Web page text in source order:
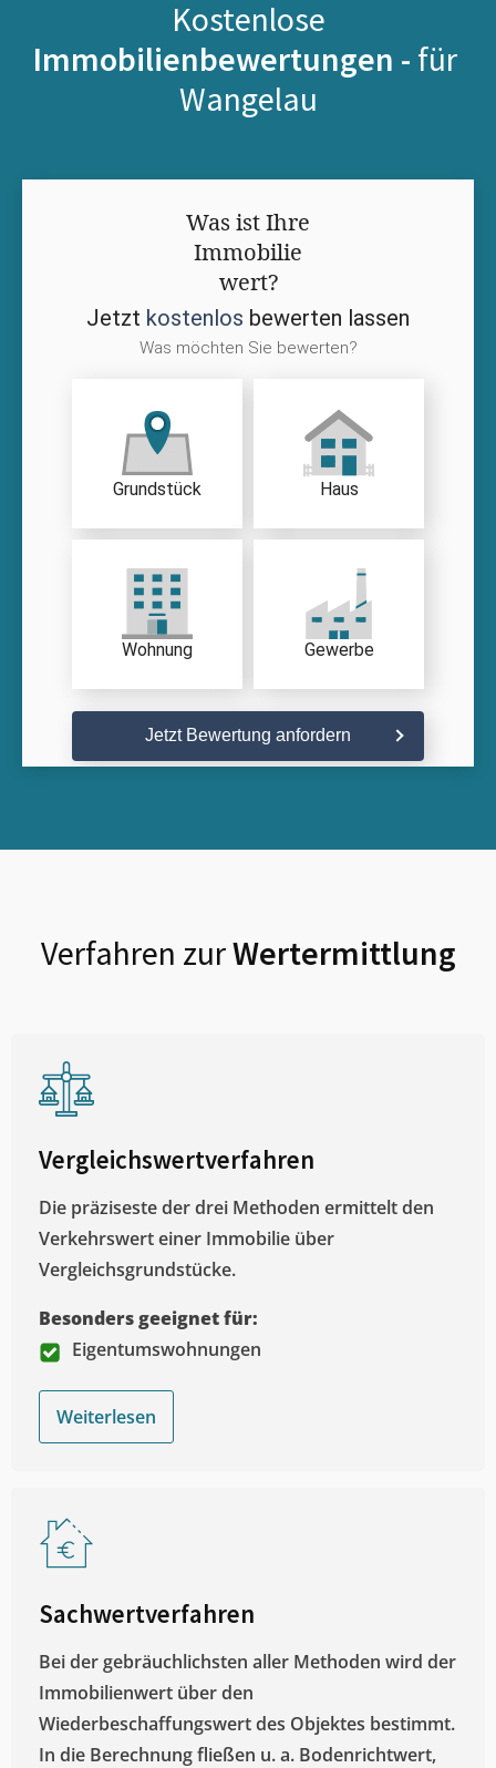
Kostenlose
Immobilienbewertungen - für
Wangelau
Was ist Ihre
Immobilie
wert?
Jetzt kostenlos bewerten lassen
Was möchten Sie bewerten?
Grundstück Haus
Wohnung Gewerbe
Jetzt Bewertung anfordern
Verfahren zurWertermittlung
Vergleichswertverfahren
Die präziseste der drei Methoden ermittelt den
Verkehrswert einer Immobilie über
Vergleichsgrundstücke.
Besonders geeignet für:
Eigentumswohnungen
Weiterlesen
Sachwertverfahren
Bei der gebräuchlichsten aller Methoden wird der
Immobilienwert über den
Wiederbeschaffungswert des Objektes bestimmt.
In die Berechnung fließen u. a. Bodenrichtwert,